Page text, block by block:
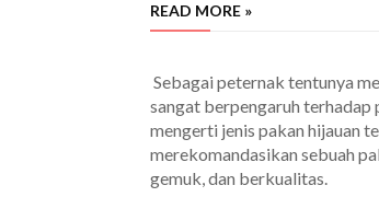
READ MORE »
Sebagai peternak tentunya
sangat berpengaruh
mengerti jenis pakan hijauan
merekomandasikan sebuah
gemuk, dan berkualitas.